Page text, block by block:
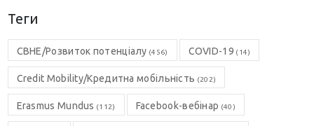
Теги
CBHE/Розвиток потенціалу (456) COVID-19 (14)
Credit Mobility/Кредитна мобільність (202)
Erasmus Mundus (112) Facebook-вебінар (40)